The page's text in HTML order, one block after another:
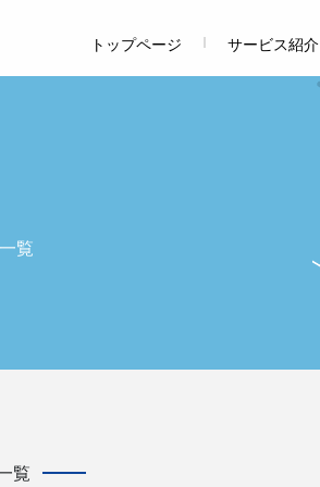
トップページ サービス紹介
覧
覧